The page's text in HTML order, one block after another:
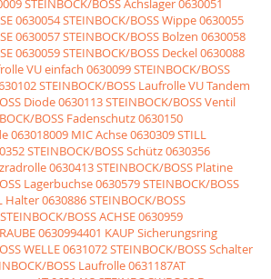
STEINBOCK/BOSS Achslager0630051
0630054 STEINBOCK/BOSS Wippe0630055
0630057 STEINBOCK/BOSS Bolzen 0630058
0630059 STEINBOCK/BOSS Deckel0630088
VU einfach 0630099 STEINBOCK/BOSS
STEINBOCK/BOSS Laufrolle VU Tandem
Diode0630113 STEINBOCK/BOSS Ventil
BOSS Fadenschutz0630150
063018009 MIC Achse0630309 STILL
STEINBOCK/BOSS Schütz0630356
0630413 STEINBOCK/BOSS Platine
Lagerbuchse0630579 STEINBOCK/BOSS
Halter0630886 STEINBOCK/BOSS
BOSS ACHSE0630959
0630994401 KAUP Sicherungsring
WELLE0631072 STEINBOCK/BOSS Schalter
BOSS Laufrolle0631187AT